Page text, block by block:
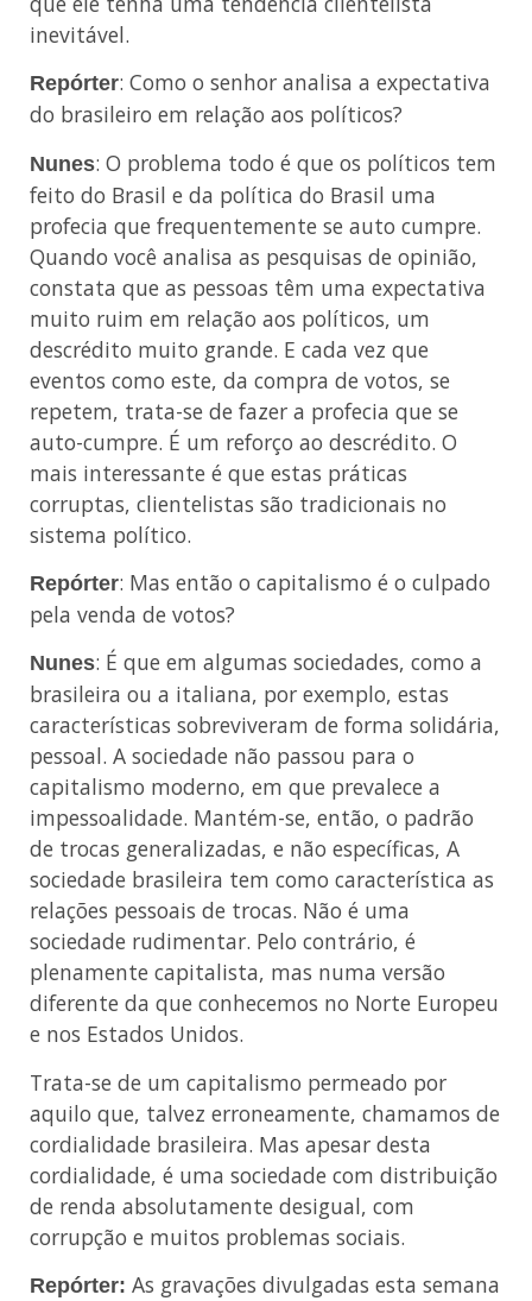
inevitável.
Repórter: Como o senhor analisa a expectativa
do brasileiro em relação aos políticos?
Nunes: O problema todo é que os políticos tem
feito do Brasil e da política do Brasil uma
profecia que frequentemente se auto cumpre.
Quando você analisa as pesquisas de opinião,
constata que as pessoas têm uma expectativa
muito ruim em relação aos políticos, um
descrédito muito grande. E cada vez que
eventos como este, da compra de votos, se
repetem, trata-se de fazer a profecia que se
auto-cumpre. É um reforço ao descrédito. O
mais interessante é que estas práticas
corruptas, clientelistas são tradicionais no
sistema político.
Repórter: Mas então o capitalismo é o culpado
pela venda de votos?
Nunes: É que em algumas sociedades, como a
brasileira ou a italiana, por exemplo, estas
características sobreviveram de forma solidária,
pessoal. A sociedade não passou para o
capitalismo moderno, em que prevalece a
impessoalidade. Mantém-se, então, o padrão
de trocas generalizadas, e não específicas, A
sociedade brasileira tem como característica as
relações pessoais de trocas. Não é uma
sociedade rudimentar. Pelo contrário, é
plenamente capitalista, mas numa versão
diferente da que conhecemos no Norte Europeu
e nos Estados Unidos.
Trata-se de um capitalismo permeado por
aquilo que, talvez erroneamente, chamamos de
cordialidade brasileira. Mas apesar desta
cordialidade, é uma sociedade com distribuição
de renda absolutamente desigual, com
corrupção e muitos problemas sociais.
Repórter: As gravações divulgadas esta semana